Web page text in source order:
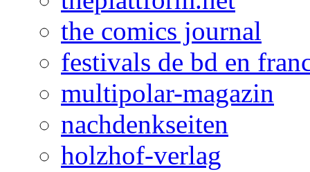
the comics journal
festivals de bd en
multipolar-magazin
nachdenkseiten
holzhof-verlag